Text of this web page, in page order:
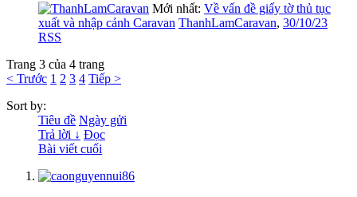
Mới nhất: Về vấn đề giấy tờ thủ tục
xuất và nhập cảnh Caravan ThanhLamCaravan, 30/10/23
RSS
Trang 3 của 4 trang
< Trước 1 2 3 4 Tiếp >
Sort by:
Tiêu đề Ngày gửi
Trả lời ↓ Đọc
Bài viết cuối